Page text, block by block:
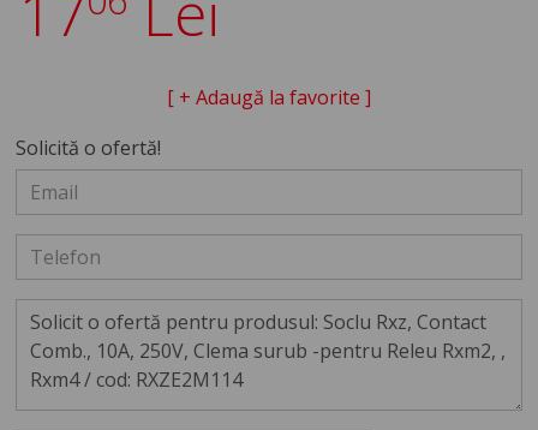
[ + Adaugă la favorite ]
Solicită o ofertă!